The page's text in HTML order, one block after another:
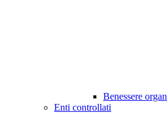
Benessere
Enti controllati